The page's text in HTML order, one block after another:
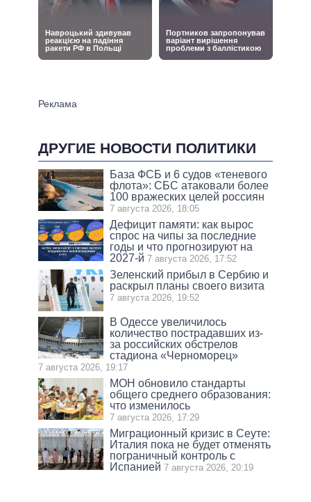
ДРУГИЕ НОВОСТИ ПОЛИТИКИ
База ФСБ и 6 судов «теневого
флота»: СБС атаковали более
100 вражеских целей россиян
7 августа 2026, 18:05
Дефицит памяти: как вырос
спрос на чипы за последние
годы и что прогнозируют на
2027-й 7 августа 2026, 17:52
Зеленский прибыл в Сербию и
раскрыл планы своего визита
7 августа 2026, 19:52
В Одессе увеличилось
количество пострадавших из-
за российских обстрелов
стадиона «Черноморец»
7 августа 2026, 19:17
МОН обновило стандарты
общего среднего образования:
что изменилось
7 августа 2026, 17:29
Миграционный кризис в Сеуте:
Италия пока не будет отменять
пограничный контроль с
Испанией 7 августа 2026, 20:19